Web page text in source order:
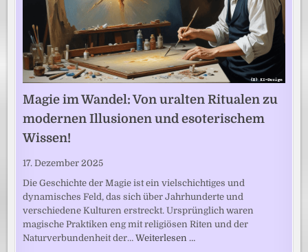
Magie im Wandel: Von uralten Ritualen zu
modernen Illusionen und esoterischem
Wissen!
17. Dezember 2025
Die Geschichte der Magie ist ein vielschichtiges und
dynamisches Feld, das sich über Jahrhunderte und
verschiedene Kulturen erstreckt. Ursprünglich waren
magische Praktiken eng mit religiösen Riten und der
Naturverbundenheit der…Weiterlesen …